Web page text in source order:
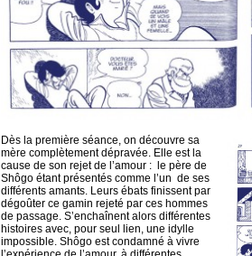
Dès la première séance, on découvre sa
mère complètement dépravée. Elle est la
cause de son rejet de l’amour : le père de
Shôgo étant présentés comme l’un de ses
différents amants. Leurs ébats finissent par
dégoûter ce gamin rejeté par ces hommes
de passage. S’enchaînent alors différentes
histoires avec, pour seul lien, une idylle
impossible. Shôgo est condamné à vivre